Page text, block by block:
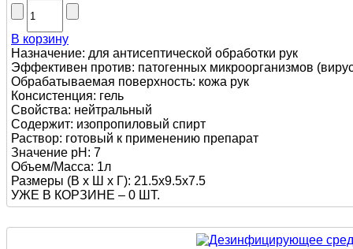
В корзину
Назначение: для антисептической обработки рук
Эффективен против: патогенных микроорганизмов
Обрабатываемая поверхность: кожа рук
Консистенция: гель
Свойства: нейтральный
Содержит: изопропиловый спирт
Раствор: готовый к применению препарат
Значение pH: 7
Объем/Масса: 1л
Размеры (В х Ш х Г): 21.5х9.5х7.5
УЖЕ В КОРЗИНЕ – 0 ШТ.